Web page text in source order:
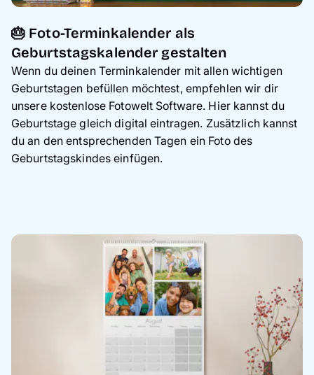
🎂 Foto-Terminkalender als
Geburtstagskalender gestalten
Wenn du deinen Terminkalender mit allen wichtigen
Geburtstagen befüllen möchtest, empfehlen wir dir
unsere kostenlose Fotowelt Software. Hier kannst du
Geburtstage gleich digital eintragen. Zusätzlich kannst
du an den entsprechenden Tagen ein Foto des
Geburtstagskindes einfügen.